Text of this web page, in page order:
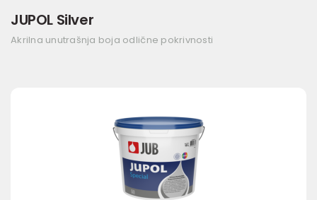
JUPOL Silver
Akrilna unutrašnja boja odlične pokrivnosti